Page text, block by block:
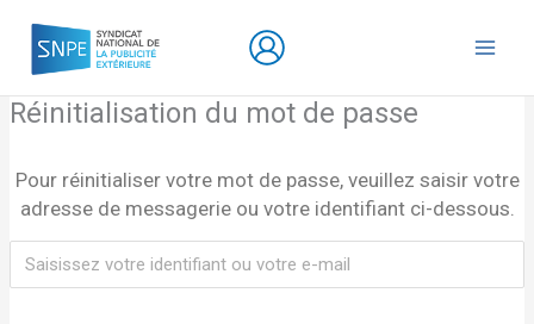
contenu
Réinitialisation du mot de passe
Pour réinitialiser votre mot de passe, veuillez saisir votre
adresse de messagerie ou votre identifiant ci-dessous.